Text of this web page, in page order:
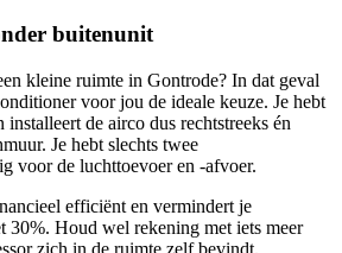
buitenunit
kleine ruimte in Gontrode? In dat geval
voor jou de ideale keuze. Je hebt
de airco dus rechtstreeks én
Je hebt slechts twee
voor de luchttoevoer en -afvoer.
efficiënt en vermindert je
30%. Houd wel rekening met iets meer
zich in de ruimte zelf bevindt.